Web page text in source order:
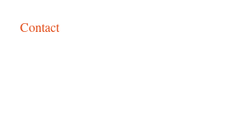
Contact